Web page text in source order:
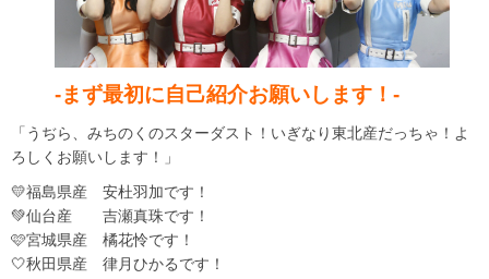
-まず最初に自己紹介お願いします！-
「うぢら、みちのくのスターダスト！いぎなり東北産だっちゃ！よ
ろしくお願いします！」
💛福島県産 安杜羽加です！
💚仙台産 吉瀬真珠です！
🩷宮城県産 橘花怜です！
🤍秋田県産 律月ひかるです！